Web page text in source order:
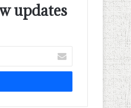
updates!
بريدك
الإلكتروني